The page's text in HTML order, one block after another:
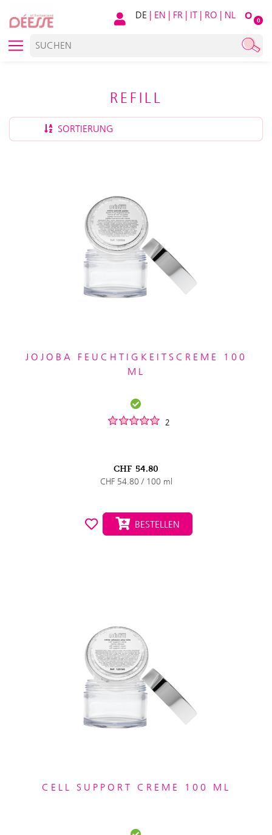
O 0
DE | EN | FR | IT | RO | NL
REFILL
SORTIERUNG
JOJOBA FEUCHTIGKEITSCREME 100
ML
2
CHF 54.80
CHF 54.80 / 100 ml
BESTELLEN
CELL SUPPORT CREME 100 ML